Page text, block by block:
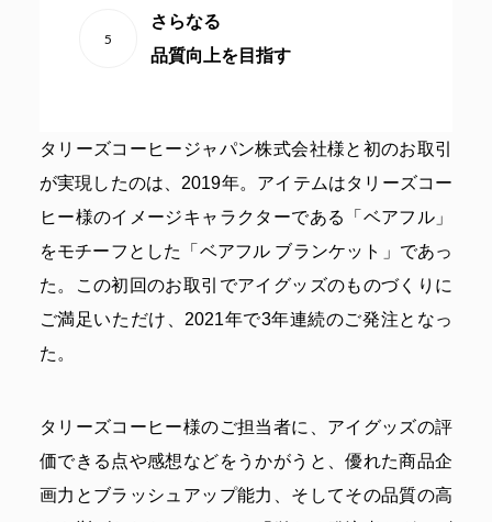
5
さらなる
品質向上を目指す
タリーズコーヒージャパン株式会社様と初のお取引
が実現したのは、2019年。アイテムはタリーズコー
ヒー様のイメージキャラクターである「ベアフル」
をモチーフとした「ベアフル ブランケット」であっ
た。この初回のお取引でアイグッズのものづくりに
ご満足いただけ、2021年で3年連続のご発注となっ
た。
タリーズコーヒー様のご担当者に、アイグッズの評
価できる点や感想などをうかがうと、優れた商品企
画力とブラッシュアップ能力、そしてその品質の高